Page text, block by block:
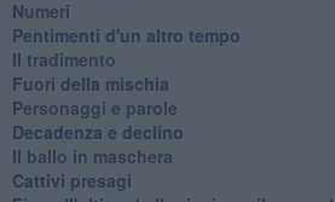
Numeri
Pentimenti d'un altro tempo
Il tradimento
Fuori della mischia
Personaggi e parole
Decadenza e declino
Il ballo in maschera
Cattivi presagi